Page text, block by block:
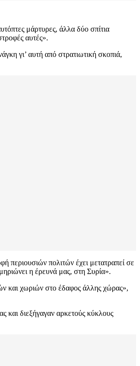
μάρτυρες, άλλα δύο σπίτια
αυτές».
γι’ αυτή από στρατιωτική σκοπιά,
πολιτών έχει μετατραπεί σε
η έρευνά μας, στη Συρία».
και χωριών στο έδαφος άλλης χώρας»,
και διεξήγαγαν αρκετούς κύκλους